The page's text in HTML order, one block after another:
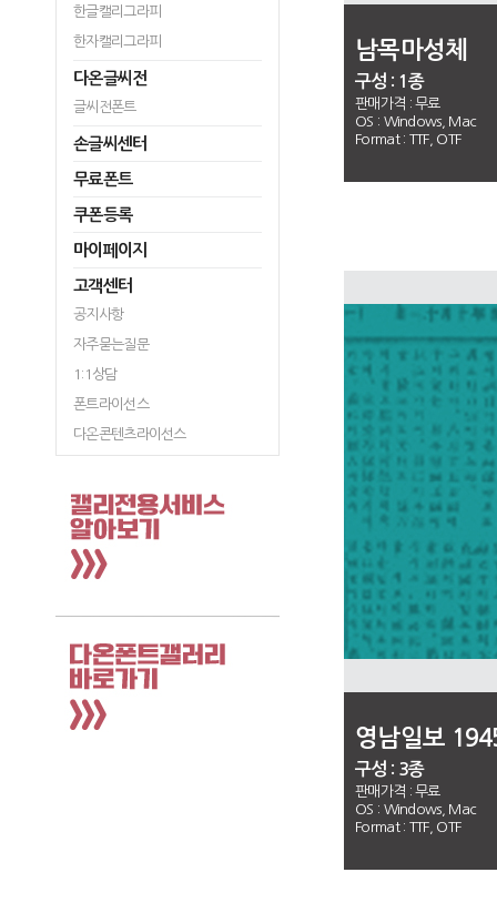
한글캘리그라피
한자캘리그라피
다온글씨전
글씨전폰트
손글씨센터
무료폰트
쿠폰등록
마이페이지
고객센터
공지사항
자주묻는질문
1:1상담
폰트라이선스
다온콘텐츠라이선스
남목마성체
구성 : 1종
판매가격 :무료
OS : Windows, Mac
Format : TTF, OTF
영남일보
구성 : 3종
판매가격 :무료
OS : Windows, Mac
Format : TTF, OTF